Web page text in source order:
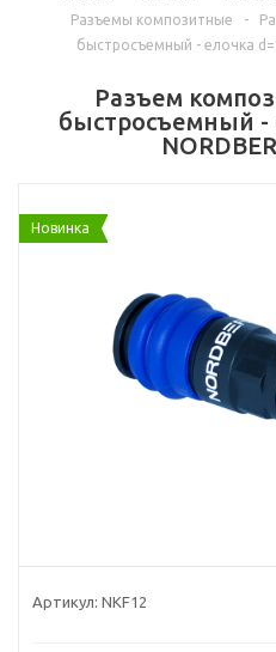
Разъемы композитные
-
быстросъемный - елочка
Разъем
быстросъемный -
Новинка
Артикул: NKF12